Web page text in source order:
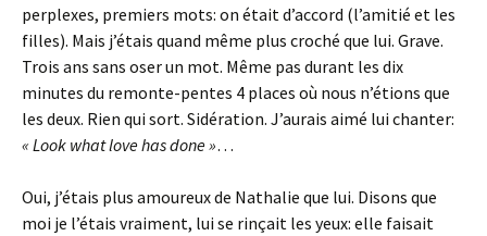
perplexes, premiers mots: on était d’accord (l’amitié et les
filles). Mais j’étais quand même plus croché que lui. Grave.
Trois ans sans oser un mot. Même pas durant les dix
minutes du remonte-pentes 4 places où nous n’étions que
les deux. Rien qui sort. Sidération. J’aurais aimé lui chanter:
« Look what love has done »…
Oui, j’étais plus amoureux de Nathalie que lui. Disons que
moi je l’étais vraiment, lui se rinçait les yeux: elle faisait